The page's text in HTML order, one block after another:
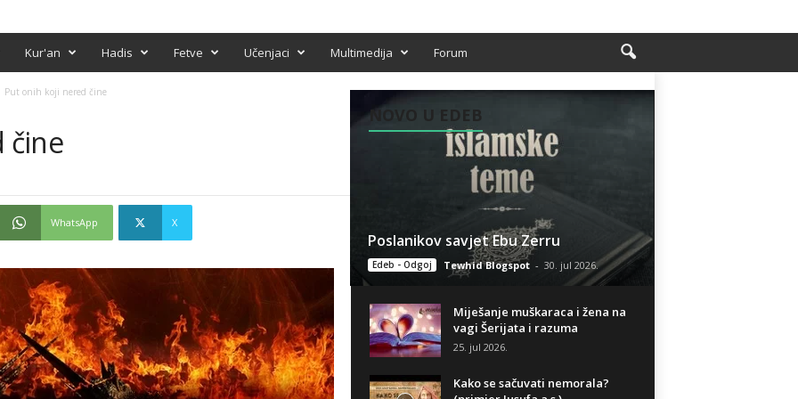
Kur'an Hadis Fetve Učenjaci Multimedija Forum
Put onih koji nered čine
čine
WhatsApp X
NOVO U EDEB
Poslanikov savjet Ebu Zerru
Edeb - Odgoj Tewhid Blogspot - 30. jul 2026.
Miješanje muškaraca i žena na
vagi Šerijata i razuma
25. jul 2026.
Kako se sačuvati nemorala?